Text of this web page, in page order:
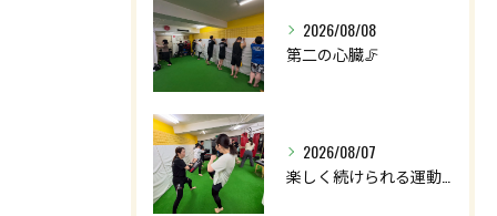
2026/08/08
第二の心臓🦵
2026/08/07